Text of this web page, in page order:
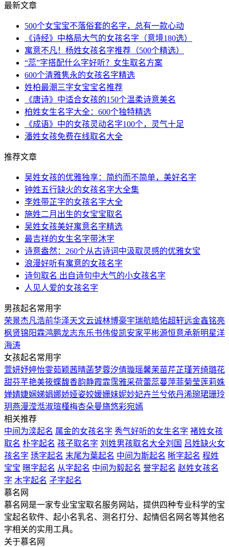
最新文章
500个女宝宝不落俗套的名字，总有一款心动
《诗经》中格局大气的女孩名字（意境180选）
寓意不凡！杨姓女孩名字推荐（500个精选）
“蕊”字搭配什么字好听？女生取名方案
600个清雅隽永的女孩名字精选
姓柏最潮三字女宝宝名推荐
《唐诗》中适合女孩的150个温柔诗意美名
柏姓女生名字大全：600个独特精选
《成语》中的女孩灵动名字100个，灵气十足
潘姓女孩免费在线取名大全
推荐文章
吴姓女孩的优雅独享：简约而不简单，美好名字
钟姓五行缺火的女孩名字大全集
李姓带芷字的女孩名字大全
施姓二月出生的女宝宝取名
吴姓女孩美好寓意名字精选
最吉祥的女生名字带沐字
诗意盎然：260个从古诗词中汲取灵感的优雅女宝
浪漫好听有寓意的女孩名字
诗句取名 出自诗句中大气的小女孩名字
人见人爱的女孩名字
男孩起名常用字
荣景杰凡浩前华泽天文云诚林博豪宇瑞航皓佑超轩远金鑫铭亮
枫贤锦 阳霖鸿鹏龙志东乐书伟俊凯安家平彬源恒意承新明星洋
海涛
女孩起名常用字
萱妍妤婷怡雯茹颖茜晴菡梦蓉汐倩璇瑶馨茉苗芹芷瑾芳绮璐花
甜芬芊艳美筱蝶馥香韵静霞霏霈雅采荷蕾蕊蔓萍菲菊莹莲莉姝
婵婧婕娴娣娟娜娇娅姿姣媛姗妹妮妙妃卉兰兮依丹浠琬珺珊玲
玥燕漫滢湉淑瑄槿梅杏朵曼旖悠彩宛嫣
相关推荐
中间为湙起名 属金的女孩名字 秀气好听的女生名字 褚姓女孩
取名 朴字起名 孩子取名字 刘姓男孩取名大全刘国 吕姓缺火女
孩名字 琇字起名 末尾为葉起名 中间为斯起名 晰字起名 程姓
宝宝 暻字起名 从字起名 中间为毅起名 誉字起名 赵姓女孩名
字 木字起名 孑字起名
慕名网
慕名网是一家专业宝宝取名服务网站，提供四种专业科学的宝
宝起名软件、起小名乳名、测名打分、起情侣名网名等其他名
字相关的实用工具。
关于慕名网